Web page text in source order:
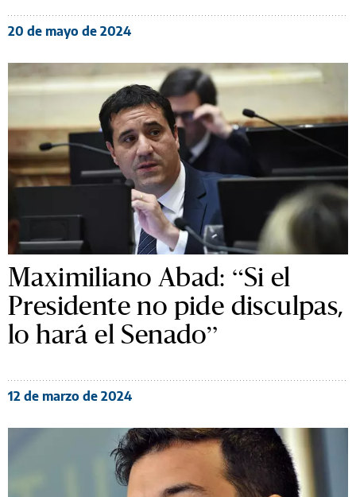
20 de mayo de 2024
Maximiliano Abad: “Si el
Presidente no pide disculpas,
lo hará el Senado”
12 de marzo de 2024